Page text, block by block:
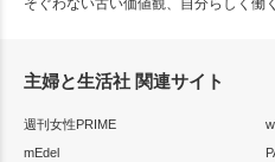
そぐわない古い価値観、自分らしく働
主婦と生活社 関連サイト
週刊女性PRIME
mEdel